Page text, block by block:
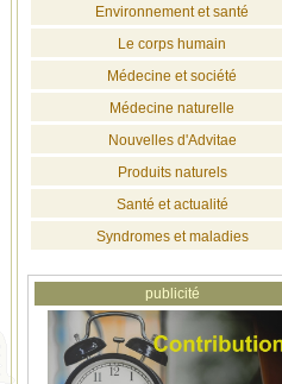
Environnement et santé
Le corps humain
Médecine et société
Médecine naturelle
Nouvelles d'Advitae
Produits naturels
Santé et actualité
Syndromes et maladies
publicité